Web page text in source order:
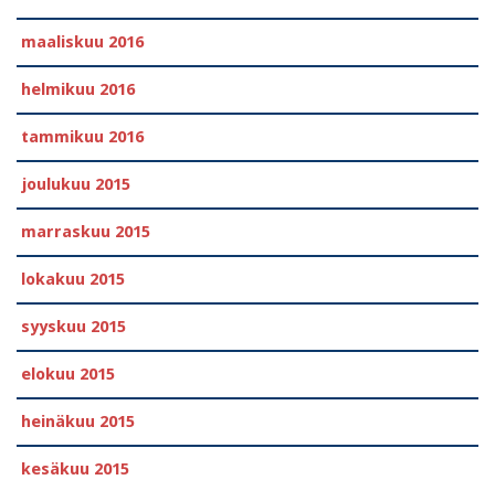
maaliskuu 2016
helmikuu 2016
tammikuu 2016
joulukuu 2015
marraskuu 2015
lokakuu 2015
syyskuu 2015
elokuu 2015
heinäkuu 2015
kesäkuu 2015